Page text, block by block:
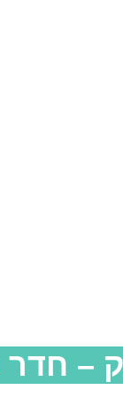
חדר